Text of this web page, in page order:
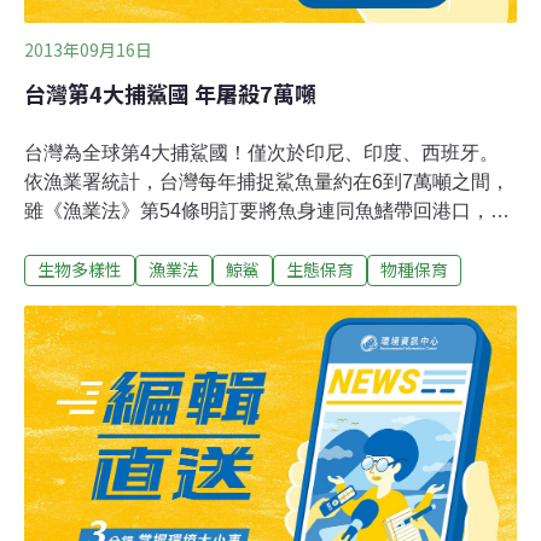
2013年09月16日
台灣第4大捕鯊國 年屠殺7萬噸
台灣為全球第4大捕鯊國！僅次於印尼、印度、西班牙。
依漁業署統計，台灣每年捕捉鯊魚量約在6到7萬噸之間，
雖《漁業法》第54條明訂要將魚身連同魚鰭帶回港口，減
捕。全球前10大鯊魚獵捕國為中的前4名，印尼、印度、
殺鯊魚總量的35%。根據漁業署統計，台灣每年捕捉鯊魚
量約在6到7萬噸之間。保守估計，5年來台灣等於屠殺
3000多萬隻鯊魚。中國香港雖不捕殺鯊魚，但卻是最大魚
翅進口國，佔全球魚翅市場90%以上。鯊魚成長速度慢，
繁衍能力弱，全球鯊魚總數量30年來減少了90%。台灣防
止虐待動物協會（TSPCA）表示，因為魚翅價格較高，漁
業者為了節省船上空間，並帶回更多的魚翅，常會割下價
值昂貴的魚鰭，然後將魚身丟回海裡。當鯊魚沒有鰭，牠
生物多樣性 漁業法 鯨鯊 生態保育 物種保育